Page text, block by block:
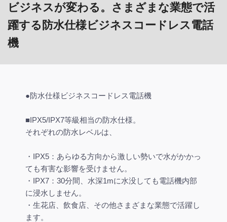
ビジネスが変わる。さまざまな業態で活
躍する防水仕様ビジネスコードレス電話
機
●防水仕様ビジネスコードレス電話機
■IPX5/IPX7等級相当の防水仕様。
それぞれの防水レベルは、
・IPX5：あらゆる方向から激しい勢いで水がかかっ
ても有害な影響を受けません。
・IPX7：30分間、水深1mに水没しても電話機内部
に浸水しません。
・生花店、飲食店、その他さまざまな業態で活躍し
ます。